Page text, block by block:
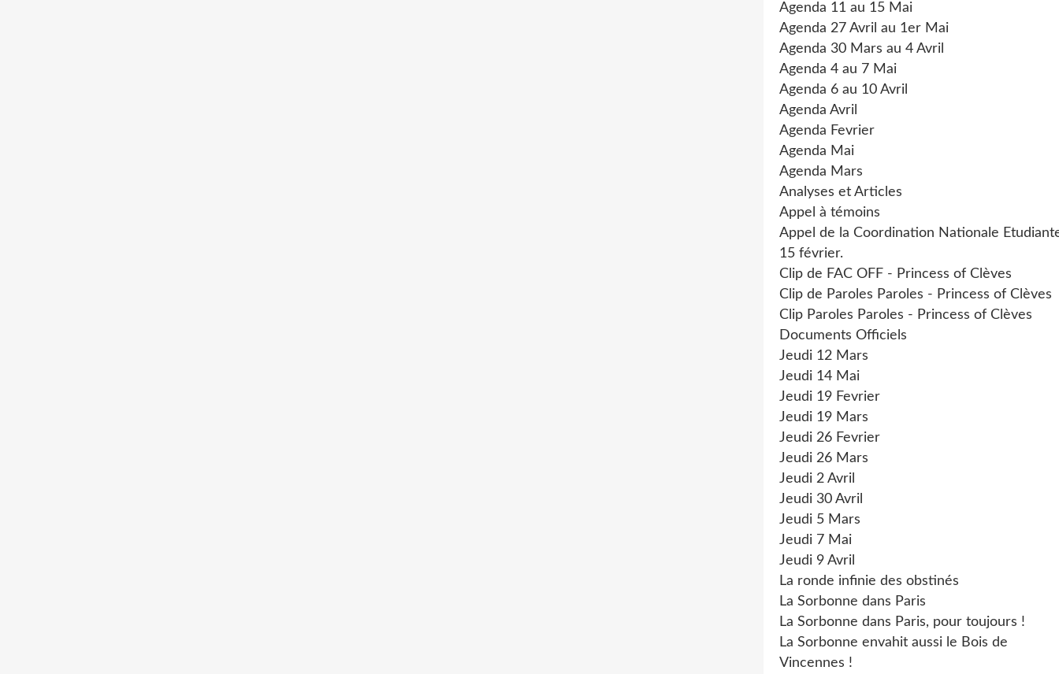
Agenda 11 au 15 Mai
Agenda 27 Avril au 1er Mai
Agenda 30 Mars au 4 Avril
Agenda 4 au 7 Mai
Agenda 6 au 10 Avril
Agenda Avril
Agenda Fevrier
Agenda Mai
Agenda Mars
Analyses et Articles
Appel à témoins
Appel de la Coordination Nationale
15 février.
Clip de FAC OFF - Princess of Clèves
Clip de Paroles Paroles - Princess of Clèves
Clip Paroles Paroles - Princess of Clèves
Documents Officiels
Jeudi 12 Mars
Jeudi 14 Mai
Jeudi 19 Fevrier
Jeudi 19 Mars
Jeudi 26 Fevrier
Jeudi 26 Mars
Jeudi 2 Avril
Jeudi 30 Avril
Jeudi 5 Mars
Jeudi 7 Mai
Jeudi 9 Avril
La ronde infinie des obstinés
La Sorbonne dans Paris
La Sorbonne dans Paris, pour toujours !
La Sorbonne envahit aussi le Bois de
Vincennes !